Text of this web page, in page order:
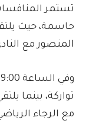
تستمر المنافسات
المنصور مع
تواركة، بينما
مع الرجاء